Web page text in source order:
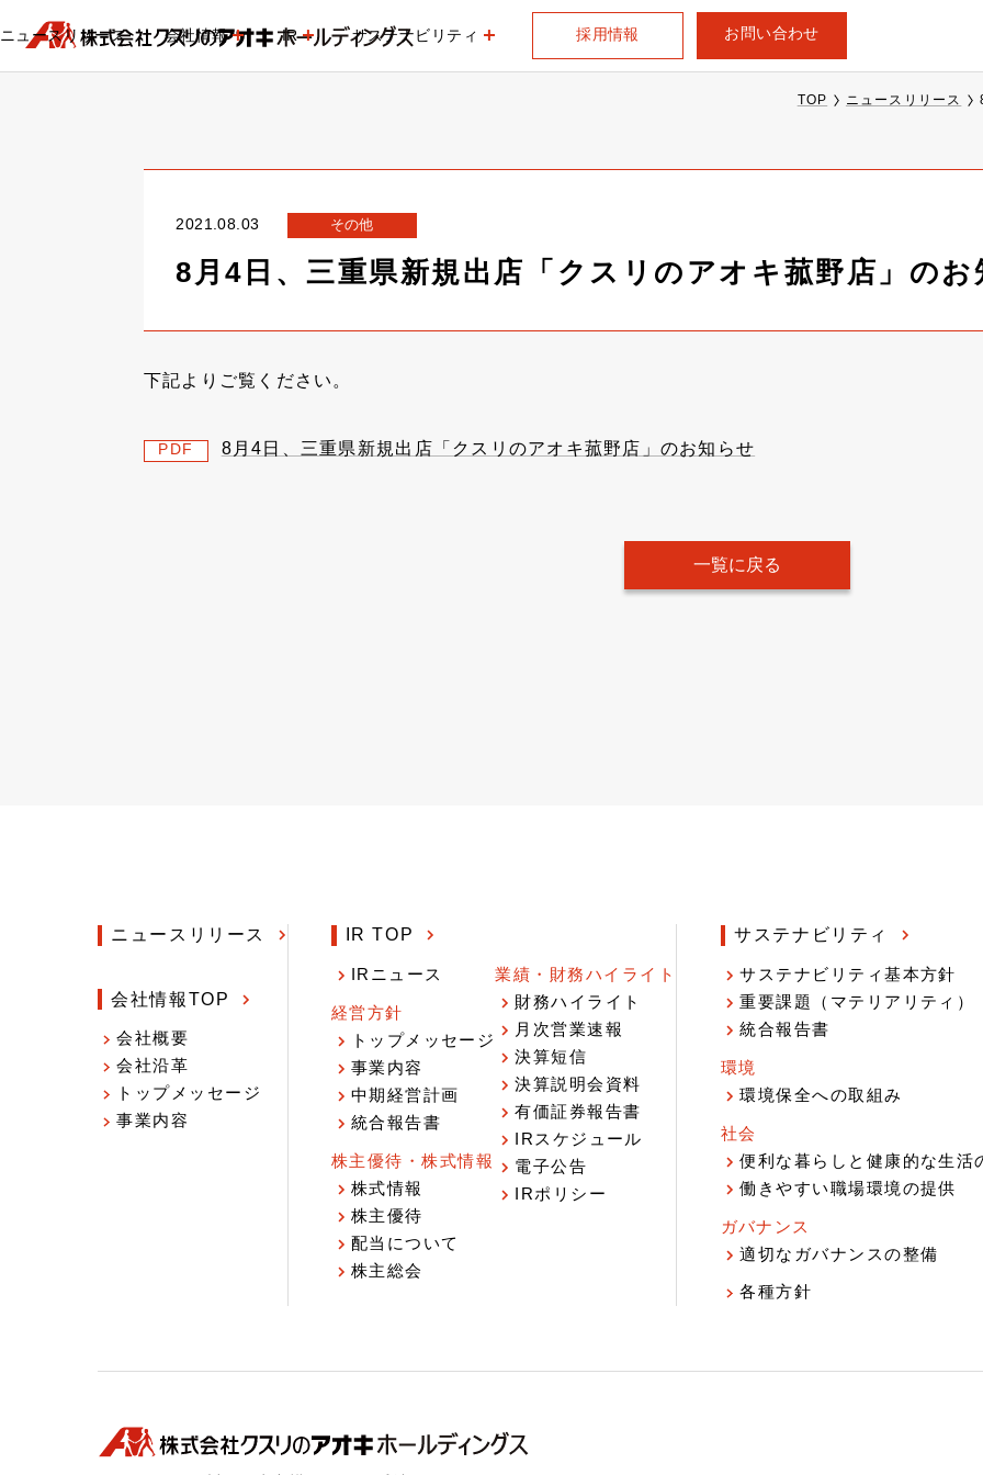
ニュースリリース 会社情報 IR サステナビリティ 採用情報 お問い合わせ
TOP ニュースリリース
2021.08.03 その他
8月4日、三重県新規出店「クスリのアオキ菰野店」のお
下記よりご覧ください。
PDF 8月4日、三重県新規出店「クスリのアオキ菰野店」のお知らせ
一覧に戻る
ニュースリリース
会社情報TOP
会社概要
会社沿革
トップメッセージ
事業内容
IR TOP
IRニュース
経営方針
トップメッセージ
事業内容
中期経営計画
統合報告書
株主優待・株式情報
株式情報
株主優待
配当について
株主総会
業績・財務ハイライト
財務ハイライト
月次営業速報
決算短信
決算説明会資料
有価証券報告書
IRスケジュール
電子公告
IRポリシー
サステナビリティ
サステナビリティ基本方針
重要課題（マテリアリティ）
統合報告書
環境
環境保全への取組み
社会
便利な暮らしと健康的な生活
働きやすい職場環境の提供
ガバナンス
適切なガバナンスの整備
各種方針